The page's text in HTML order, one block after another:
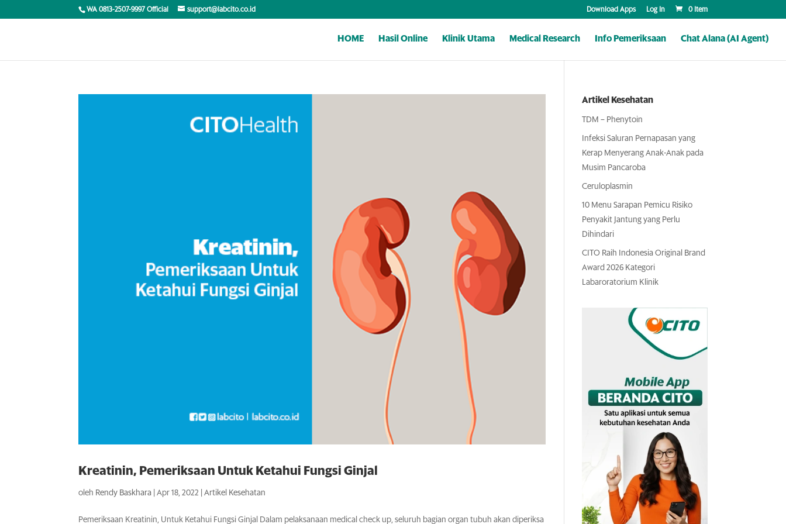
WA 0813-2507-9997 Official support@labcito.co.id Download Apps Log In 0 Item
HOME Hasil Online Klinik Utama Medical Research Info Pemeriksaan Chat Alana (AI Agent)
Kreatinin, Pemeriksaan Untuk Ketahui Fungsi Ginjal
oleh Rendy Baskhara |Apr 18, 2022 |Artikel Kesehatan
Pemeriksaan Kreatinin, Untuk Ketahui Fungsi Ginjal Dalam pelaksanaan medical check up, seluruh bagian organ tubuh akan diperiksa
Artikel Kesehatan
TDM – Phenytoin
Infeksi Saluran Pernapasan yang
Kerap Menyerang Anak-Anak pada
Musim Pancaroba
Ceruloplasmin
10 Menu Sarapan Pemicu Risiko
Penyakit Jantung yang Perlu
Dihindari
CITO Raih Indonesia Original Brand
Award 2026 Kategori
Labaroratorium Klinik